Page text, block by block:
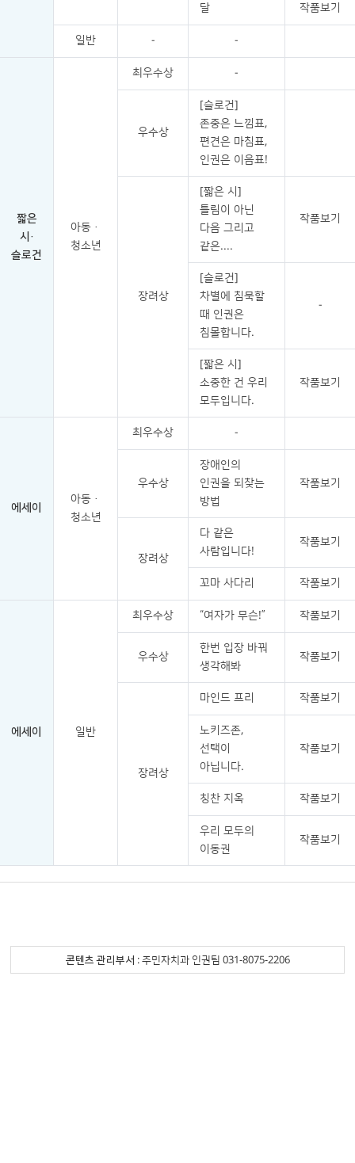
달 작품보기
일반 - -
짧은
시·
슬로건
아동·
청소년
최우수상 -
우수상
[슬로건]
존중은 느낌표,
편견은 마침표,
인권은 이음표!
장려상
[짧은 시]
틀림이 아닌
다음 그리고
같은....
작품보기
[슬로건]
차별에 침묵할
때 인권은
침몰합니다.
-
[짧은 시]
소중한 건 우리
모두입니다.
작품보기
에세이
아동·
청소년
최우수상 -
우수상
장애인의
인권을 되찾는
방법
작품보기
장려상
다 같은
사람입니다!
작품보기
꼬마 사다리 작품보기
에세이 일반
최우수상 “여자가 무슨!” 작품보기
우수상
한번 입장 바꿔
생각해봐
작품보기
장려상
마인드 프리 작품보기
노키즈존,
선택이
아닙니다.
작품보기
칭찬 지옥 작품보기
우리 모두의
이동권
작품보기
콘텐츠 관리부서 : 주민자치과 인권팀 031-8075-2206